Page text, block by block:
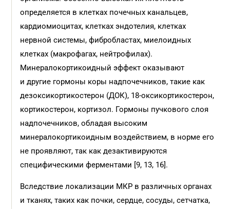
определяется в клетках почечных канальцев,
кардиомиоцитах, клетках эндотелия, клетках
нервной системы, фибробластах, миелоидных
клетках (макрофагах, нейтрофилах).
Минералокортикоидный эффект оказывают
и другие гормоны коры надпочечников, такие как
дезоксикортикостерон (ДОК), 18-оксикортикостерон,
кортикостерон, кортизол. Гормоны пучкового слоя
надпочечников, обладая высоким
минералокортикоидным воздействием, в норме его
не проявляют, так как дезактивируются
специфическими ферментами [9, 13, 16].
Вследствие локализации МКР в различных органах
и тканях, таких как почки, сердце, сосуды, сетчатка,